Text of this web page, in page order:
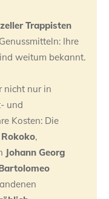
Trappisten
Ihre
weitum bekannt.
nicht nur in
und
Kosten: Die
Rokoko,
Johann Georg